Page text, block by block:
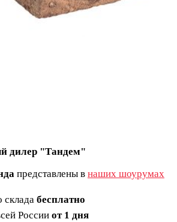
дилер "Тандем"
представлены в наших шоурумах
склада бесплатно
России от 1 дня